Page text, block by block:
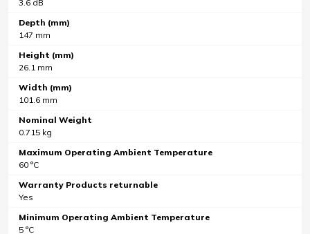
3.6 dB
Depth (mm)
147 mm
Height (mm)
26.1 mm
Width (mm)
101.6 mm
Nominal Weight
0.715 kg
Maximum Operating Ambient Temperature
60 °C
Warranty Products returnable
Yes
Minimum Operating Ambient Temperature
5 °C